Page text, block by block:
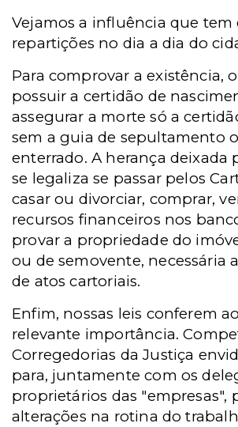
Vejamos a influência que tem
repartições no dia a dia do
Para comprovar a existência,
possuir a certidão de
assegurar a morte só a
sem a guia de sepultamento
enterrado. A herança deixada
se legaliza se passar pelos
casar ou divorciar, comprar,
recursos financeiros nos
provar a propriedade do
ou de semovente, necessária
de atos cartoriais.
Enfim, nossas leis conferem
relevante importância.
Corregedorias da Justiça
para, juntamente com os
proprietários das "empresas",
alterações na rotina do